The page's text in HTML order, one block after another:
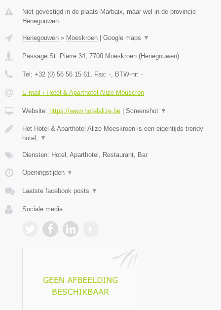
Niet gevestigd in de plaats Marbaix, maar wel in de provincie
Henegouwen.
Henegouwen » Moeskroen | Google maps ▼
Passage St. Pierre 34 7700 Moeskroen (Henegouwen)
Tel: +32 (0) 56 56 15 61 , Fax: - , BTW-nr: -
E-mail › Hotel & Aparthotel Alize Mouscron
Website: https://www.hotelalize.be | Screenshot ▼
Het Hotel & Aparthotel Alize Moeskroen is een eigentijds trendy
hotel,
▼
Diensten: Hotel, Aparthotel, Restaurant, Bar
Openingstijden ▼
Laatste facebook posts ▼
Sociale media: